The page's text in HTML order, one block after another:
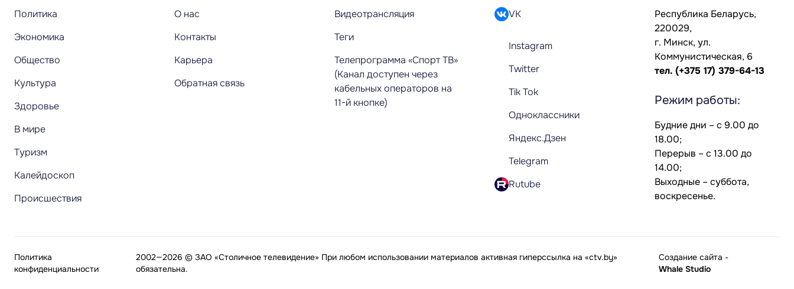
Политика
Экономика
Общество
Культура
Здоровье
В мире
Туризм
Калейдоскоп
Происшествия
О нас
Контакты
Карьера
Обратная связь
Видеотрансляция
Теги
Телепрограмма «Спорт ТВ»
(Канал доступен через
кабельных операторов на
11-й кнопке)
VK
Instagram
Twitter
Tik Tok
Одноклассники
Яндекс.Дзен
Telegram
Rutube
Республика Беларусь,
220029,
г. Минск, ул.
Коммунистическая, 6
тел. (+375 17) 379-64-13
Режим работы:
Будние дни – с 9.00 до
18.00;
Перерыв – с 13.00 до
14.00;
Выходные – суббота,
воскресенье.
2002—2026 © ЗАО «Столичное телевидение» При любом использовании материалов активная гиперссылка на «ctv.by»
обязательна.
Политика
конфиденциальности
Создание сайта -
Whale Studio